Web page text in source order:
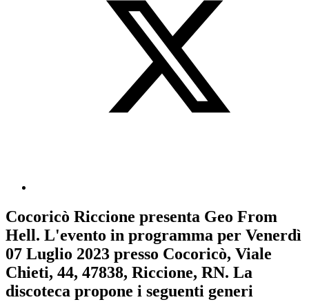
Cocoricò Riccione presenta Geo From
Hell. L'evento in programma per Venerdì
07 Luglio 2023 presso Cocoricò, Viale
Chieti, 44, 47838, Riccione, RN. La
discoteca propone i seguenti generi